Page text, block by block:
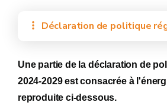
Déclaration de politique
Une partie de la déclaration de
2024-2029 est consacrée à
reproduite ci-dessous.